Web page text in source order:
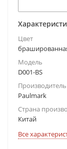
Цвет
Модель
D001-BS
Производитель
Paulmark
Страна
Китай
Все